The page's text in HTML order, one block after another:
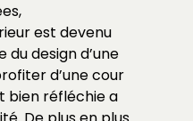
est devenu
design d’une
d’une cour
bien réfléchie a